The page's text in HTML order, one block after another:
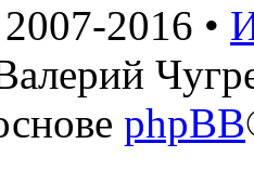
2016 •
phpBB